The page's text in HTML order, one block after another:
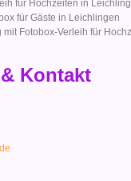
für Hochzeiten in
für Gäste in Leichlingen
mit Fotobox-Verleih für
Kontakt